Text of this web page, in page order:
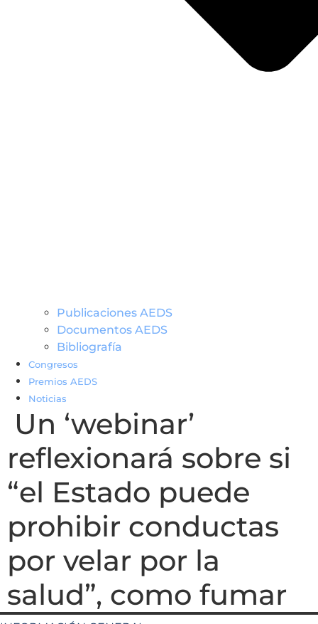
Publicaciones AEDS
Documentos AEDS
Bibliografía
Congresos
Premios AEDS
Noticias
Un ‘webinar’
reflexionará sobre si
“el Estado puede
prohibir conductas
por velar por la
salud”, como fumar